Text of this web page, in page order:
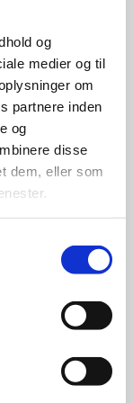
og
medier og til
om
partnere inden
og
disse
dem, eller som